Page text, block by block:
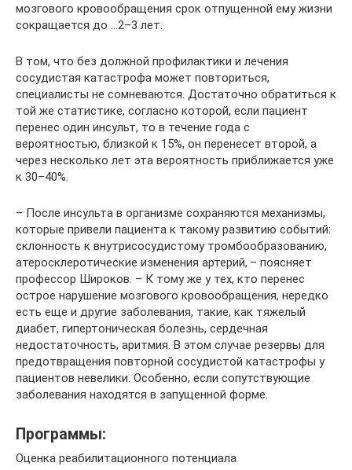
мозгового кровообращения срок отпущенной ему жизни
сокращается до …2–3 лет.
В том, что без должной профилактики и лечения
сосудистая катастрофа может повториться,
специалисты не сомневаются. Достаточно обратиться к
той же статистике, согласно которой, если пациент
перенес один инсульт, то в течение года с
вероятностью, близкой к 15%, он перенесет второй, а
через несколько лет эта вероятность приближается уже
к 30–40%.
– После инсульта в организме сохраняются механизмы,
которые привели пациента к такому развитию событий:
склонность к внутрисосудистому тромбообразованию,
атеросклеротические изменения артерий, – поясняет
профессор Широков. – К тому же у тех, кто перенес
острое нарушение мозгового кровообращения, нередко
есть еще и другие заболевания, такие, как тяжелый
диабет, гипертоническая болезнь, сердечная
недостаточность, аритмия. В этом случае резервы для
предотвращения повторной сосудистой катастрофы у
пациентов невелики. Особенно, если сопутствующие
заболевания находятся в запущенной форме.
Программы:
Оценка реабилитационного потенциала